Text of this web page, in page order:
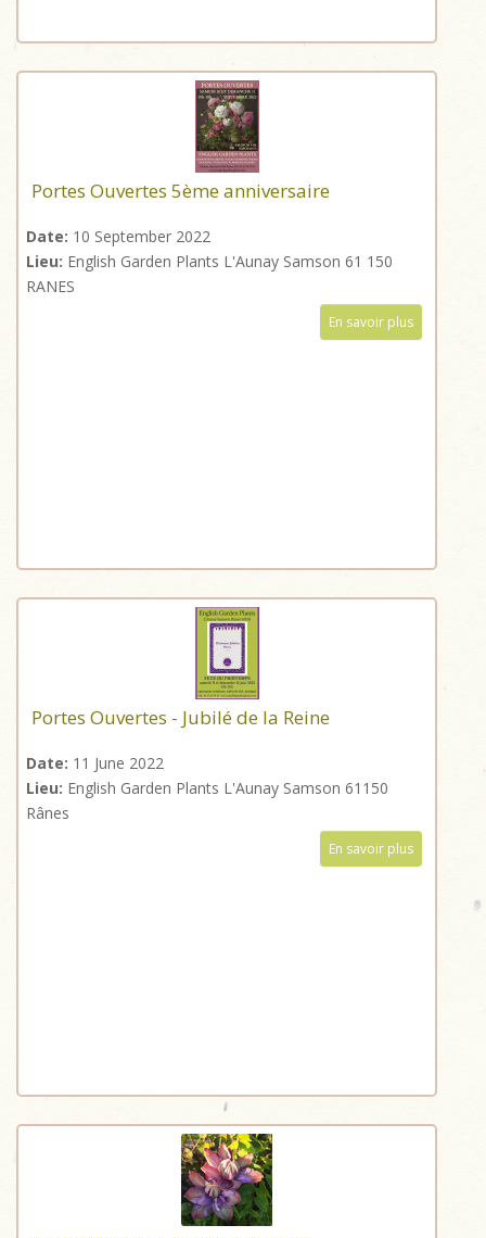
Portes Ouvertes 5ème anniversaire
Date: 10 September 2022
Lieu: English Garden Plants L'Aunay Samson 61 150
RANES
En savoir plus
Portes Ouvertes - Jubilé de la Reine
Date: 11 June 2022
Lieu: English Garden Plants L'Aunay Samson 61150
Rânes
En savoir plus